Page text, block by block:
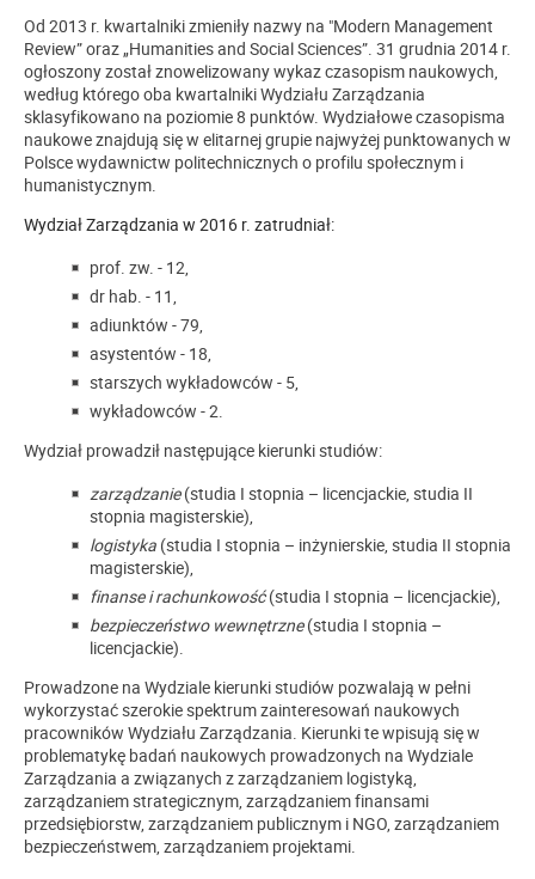
Od 2013 r. kwartalniki zmieniły nazwy na "Modern Management
Review” oraz „Humanities and Social Sciences”. 31 grudnia 2014 r.
ogłoszony został znowelizowany wykaz czasopism naukowych,
według którego oba kwartalniki Wydziału Zarządzania
sklasyfikowano na poziomie 8 punktów. Wydziałowe czasopisma
naukowe znajdują się w elitarnej grupie najwyżej punktowanych w
Polsce wydawnictw politechnicznych o profilu społecznym i
humanistycznym.
Wydział Zarządzania w 2016 r. zatrudniał:
prof. zw. - 12,
dr hab. - 11,
adiunktów - 79,
asystentów - 18,
starszych wykładowców - 5,
wykładowców - 2.
Wydział prowadził następujące kierunki studiów:
zarządzanie(studia I stopnia – licencjackie, studia II
stopnia magisterskie),
logistyka (studia I stopnia – inżynierskie, studia II stopnia
magisterskie),
finanse i rachunkowość(studia I stopnia – licencjackie),
bezpieczeństwo wewnętrzne(studia I stopnia –
licencjackie).
Prowadzone na Wydziale kierunki studiów pozwalają w pełni
wykorzystać szerokie spektrum zainteresowań naukowych
pracowników Wydziału Zarządzania. Kierunki te wpisują się w
problematykę badań naukowych prowadzonych na Wydziale
Zarządzania a związanych z zarządzaniem logistyką,
zarządzaniem strategicznym, zarządzaniem finansami
przedsiębiorstw, zarządzaniem publicznym i NGO, zarządzaniem
bezpieczeństwem, zarządzaniem projektami.